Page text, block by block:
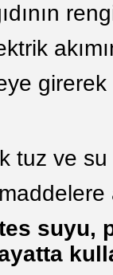
tuz ve
suyu,